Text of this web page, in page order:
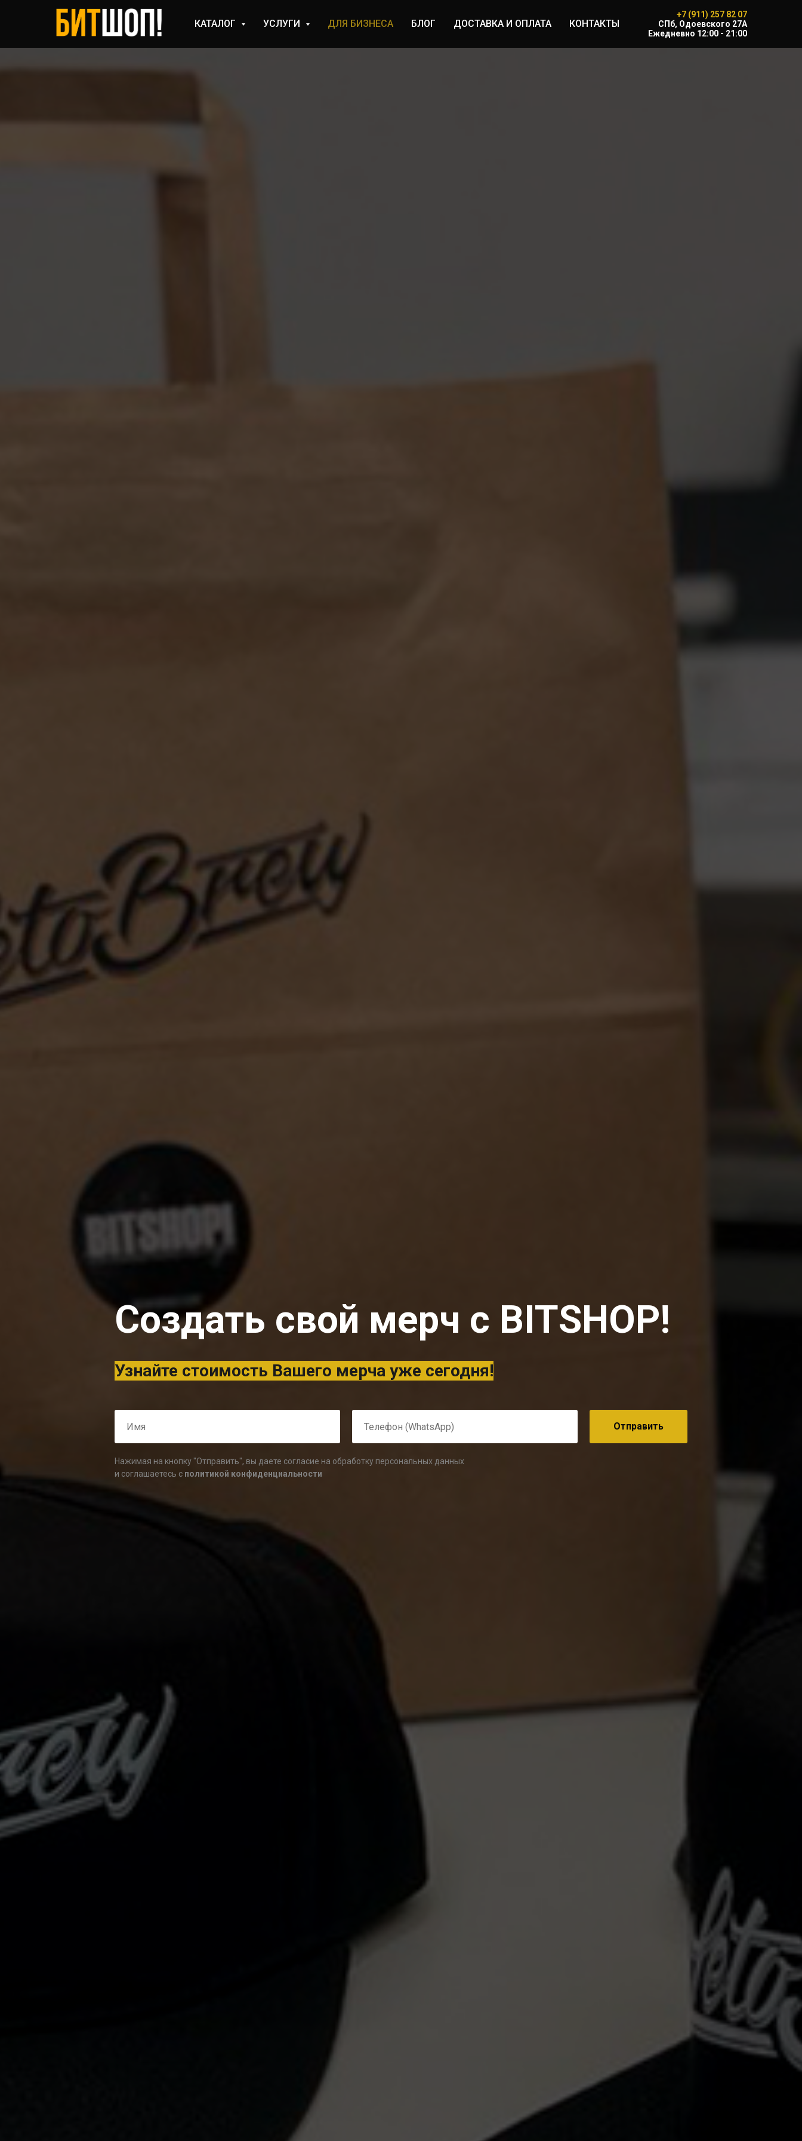
КАТАЛОГ УСЛУГИ ДЛЯ БИЗНЕСА БЛОГ ДОСТАВКА И ОПЛАТА КОНТАКТЫ
+7 (911) 257 82 07
CПб, Одоевского 27А
Ежедневно 12:00 - 21:00
Создать свой мерч с BITSHOP!
Узнайте стоимость Вашего мерча уже сегодня!
Отправить
Нажимая на кнопку "Отправить", вы даете согласие на обработку персональных данных
и соглашаетесь c политикой конфиденциальности